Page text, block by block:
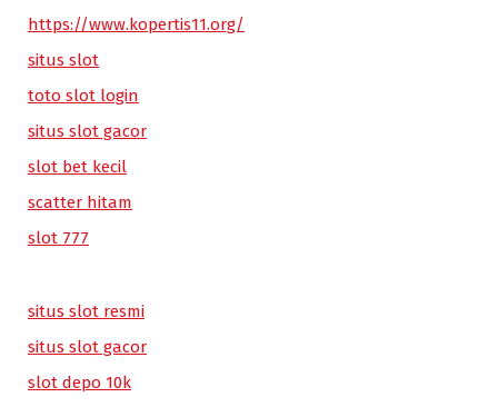
https://www.kopertis11.org/
situs slot
toto slot login
situs slot gacor
slot bet kecil
scatter hitam
slot 777
situs slot resmi
situs slot gacor
slot depo 10k